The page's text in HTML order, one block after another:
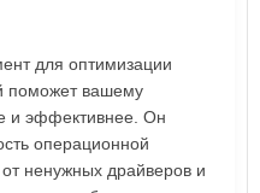
для оптимизации
поможет вашему
и эффективнее. Он
операционной
ненужных драйверов и